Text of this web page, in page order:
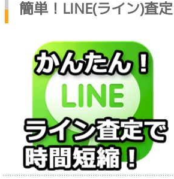
バイクガレージ
(イナバ物置・倉
神戸市西区で自
転車の回収
簡単！LINE(ライン)査定